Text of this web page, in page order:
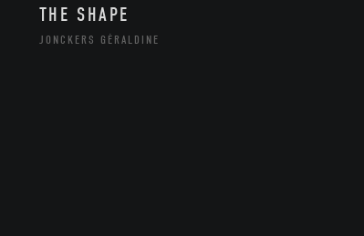
THE SHAPE
JONCKERS GÉRALDINE